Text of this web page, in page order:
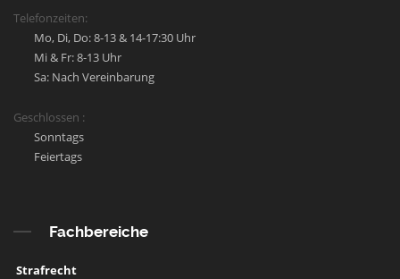
Telefonzeiten:
Mo, Di, Do: 8-13 & 14-17:30 Uhr
Mi & Fr: 8-13 Uhr
Sa: Nach Vereinbarung
Geschlossen :
Sonntags
Feiertags
Fachbereiche
Strafrecht